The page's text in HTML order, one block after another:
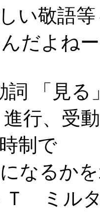
敬語等
だよね
「見る
行、受
制で
るかを
Ｔ ミル